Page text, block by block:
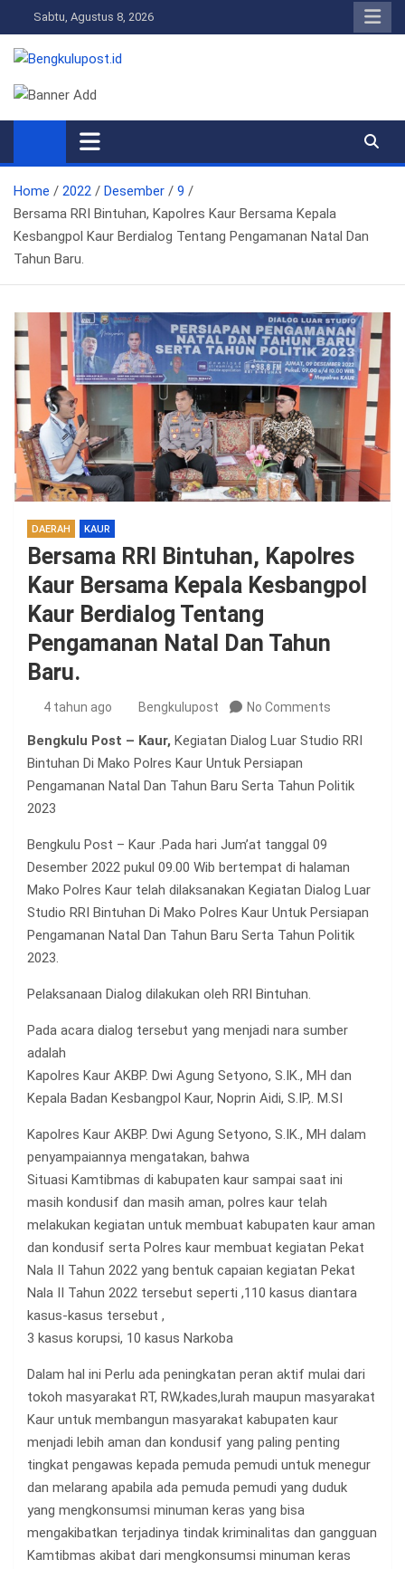
to
content
Sabtu, Agustus 8, 2026
Bengkulupost.id
Bengkulupost
Home 2022 Desember
9
Bersama RRI Bintuhan, Kapolres Kaur Bersama Kepala
Kesbangpol Kaur Berdialog Tentang Pengamanan Natal Dan
Tahun Baru.
DAERAH KAUR
Bersama RRI Bintuhan, Kapolres
Kaur Bersama Kepala Kesbangpol
Kaur Berdialog Tentang
Pengamanan Natal Dan Tahun
Baru.
4 tahun ago Bengkulupost No Comments
Bengkulu Post – Kaur, Kegiatan Dialog Luar Studio RRI
Bintuhan Di Mako Polres Kaur Untuk Persiapan
Pengamanan Natal Dan Tahun Baru Serta Tahun Politik
2023
Bengkulu Post – Kaur .Pada hari Jum’at tanggal 09
Desember 2022 pukul 09.00 Wib bertempat di halaman
Mako Polres Kaur telah dilaksanakan Kegiatan Dialog Luar
Studio RRI Bintuhan Di Mako Polres Kaur Untuk Persiapan
Pengamanan Natal Dan Tahun Baru Serta Tahun Politik
2023.
Pelaksanaan Dialog dilakukan oleh RRI Bintuhan.
Pada acara dialog tersebut yang menjadi nara sumber
adalah
Kapolres Kaur AKBP. Dwi Agung Setyono, S.IK., MH dan
Kepala Badan Kesbangpol Kaur, Noprin Aidi, S.IP,. M.SI
Kapolres Kaur AKBP. Dwi Agung Setyono, S.IK., MH dalam
penyampaiannya mengatakan, bahwa
Situasi Kamtibmas di kabupaten kaur sampai saat ini
masih kondusif dan masih aman, polres kaur telah
melakukan kegiatan untuk membuat kabupaten kaur aman
dan kondusif serta Polres kaur membuat kegiatan Pekat
Nala II Tahun 2022 yang bentuk capaian kegiatan Pekat
Nala II Tahun 2022 tersebut seperti ,110 kasus diantara
kasus-kasus tersebut ,
3 kasus korupsi, 10 kasus Narkoba
Dalam hal ini Perlu ada peningkatan peran aktif mulai dari
tokoh masyarakat RT, RW,kades,lurah maupun masyarakat
Kaur untuk membangun masyarakat kabupaten kaur
menjadi lebih aman dan kondusif yang paling penting
tingkat pengawas kepada pemuda pemudi untuk menegur
dan melarang apabila ada pemuda pemudi yang duduk
yang mengkonsumsi minuman keras yang bisa
mengakibatkan terjadinya tindak kriminalitas dan gangguan
Kamtibmas akibat dari mengkonsumsi minuman keras